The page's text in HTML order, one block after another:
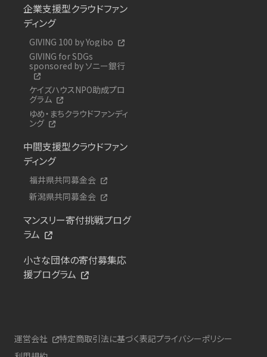
企業支援型クラウドファン
ディング
GIVING 100 by Yogibo
GIVING for SDGs
sponsored by ソニー銀行
ケイズハウスNPO助成プロ
グラム
ゆめ・まちクラウドファンディ
ング
中間支援型クラウドファン
ディング
福井県共同募金会
新潟県共同募金会
マンスリー寄付挑戦プログ
ラム
小さな団体の寄付募集応
援プログラム
運営会社 特定商取引法に基づく表記プライバシーポリシー